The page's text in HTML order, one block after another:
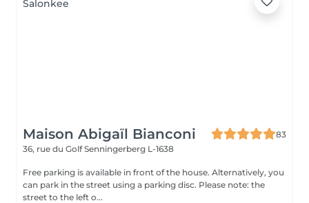
Maison Abigaïl Bianconi
83
36, rue du GolfSenningerberg L-1638
Free parking is available in front of the house. Alternatively, you
can park in the street using a parking disc. Please note: the
street to the left o...